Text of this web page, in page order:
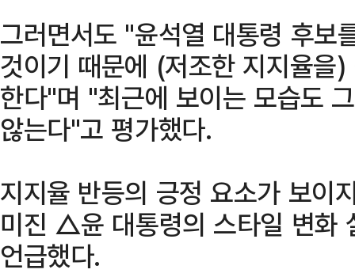
그러면서도 "윤석열 대통령 후보
것이기 때문에 (저조한 지지율을
한다"며 "최근에 보이는 모습도
않는다"고 평가했다.
지지율 반등의 긍정 요소가 보
미진 △윤 대통령의 스타일 변화
언급했다.